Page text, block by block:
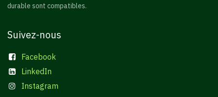
durable sont compatibles.
Suivez-nous
Facebook
LinkedIn
Instagram